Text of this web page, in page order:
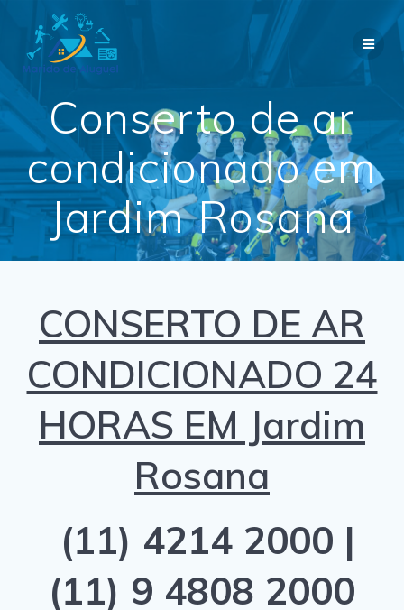
Conserto de ar
condicionado em
Jardim Rosana
CONSERTO DE AR
CONDICIONADO 24
HORAS EM Jardim
Rosana
(11) 4214 2000 |
(11) 9 4808 2000